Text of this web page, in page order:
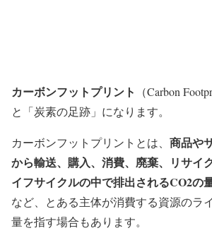
カーボンフットプリント
（Carbon
と「炭素の足跡」になります。
カーボンフットプリントとは、 商品や
から輸送、購入、消費、廃棄、リサイ
イフサイクルの中で排出されるCO2の
など、とある主体が消費する資源のラ
量を指す場合もあります。